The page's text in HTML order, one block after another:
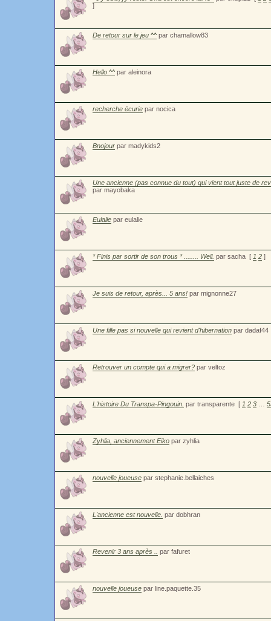
]
De retour sur le jeu ^^ par chamallow83
Hello ^^ par aleinora
recherche écurie par nocica
Bnojour par madykids2
Une ancienne (pas connue du tout) qui vient tout juste de
par mayobaka
Eulalie par eulalie
* Finis par sortir de son trous * ........ Well. par sacha [ 1 2 ]
Je suis de retour, après... 5 ans! par mignonne27
Une fille pas si nouvelle qui revient d'hibernation par dadaf44
Retrouver un compte qui a migrer? par veltoz
L'histoire Du Transpa-Pingouin. par transparente [ 1 2 3 …
Zyhlia, anciennement Eiko par zyhlia
nouvelle joueuse par stephanie.bellaiches
L'ancienne est nouvelle. par dobhran
Revenir 3 ans après .. par fafuret
nouvelle joueuse par line.paquette.35